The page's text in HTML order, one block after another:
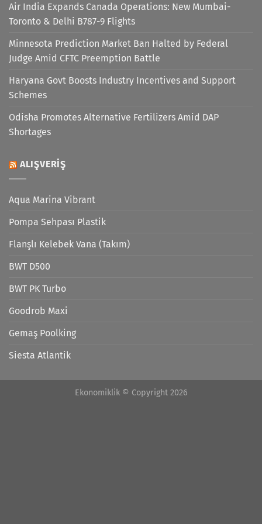
Air India Expands Canada Operations: New Mumbai-
Toronto & Delhi B787-9 Flights
Minnesota Prediction Market Ban Halted by Federal
Judge Amid CFTC Preemption Battle
Haryana Govt Boosts Industry Incentives and Support
Schemes
Odisha Promotes Alternative Fertilizers Amid DAP
Shortages
ALIŞVERIŞ
Aqua Marina Vibrant
Pompa Sehpası Plastik
Flanşlı Kelebek Vana (Takım)
BWT D500
BWT PK Turbo
Goodrob Maxi
Gemaş Poolking
Siesta Atlantik
Ekonomiklik © Copyright 2026